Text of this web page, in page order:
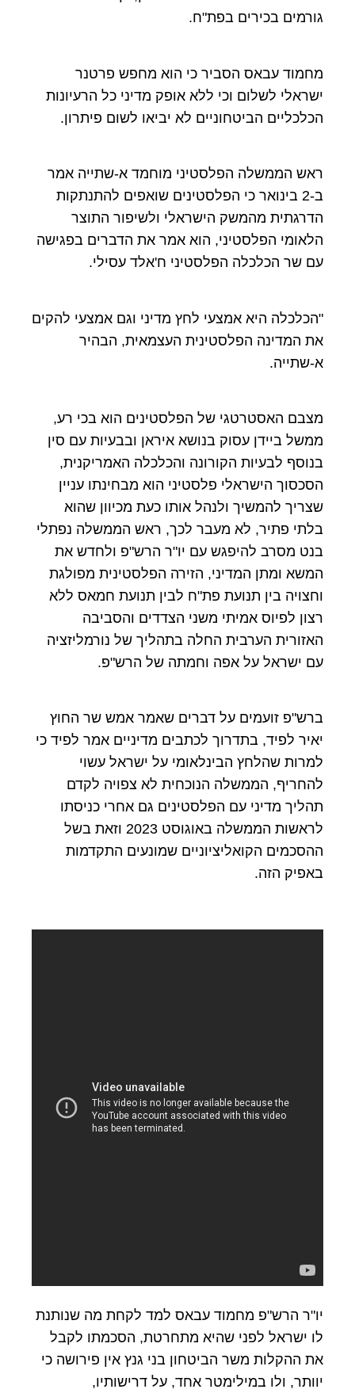
גורמים בכירים בפת"ח.
מחמוד עבאס הסביר כי הוא מחפש פרטנר
ישראלי לשלום וכי ללא אופק מדיני כל הרעיונות
הכלכליים הביטחוניים לא יביאו לשום פיתרון.
ראש הממשלה הפלסטיני מוחמד א-שתייה אמר
ב-2 בינואר כי הפלסטינים שואפים להתנתקות
הדרגתית מהמשק הישראלי ולשיפור התוצר
הלאומי הפלסטיני, הוא אמר את הדברים בפגישה
עם שר הכלכלה הפלסטיני ח'אלד עסילי.
"הכלכלה היא אמצעי לחץ מדיני וגם אמצעי להקים
את המדינה הפלסטינית העצמאית, הבהיר
א-שתייה.
מצבם האסטרטגי של הפלסטינים הוא בכי רע,
ממשל ביידן עסוק בנושא איראן ובבעיות עם סין
בנוסף לבעיות הקורונה והכלכלה האמריקנית,
הסכסוך הישראלי פלסטיני הוא מבחינתו עניין
שצריך להמשיך ולנהל אותו כעת מכיוון שהוא
בלתי פתיר, לא מעבר לכך, ראש הממשלה נפתלי
בנט מסרב להיפגש עם יו"ר הרש"פ ולחדש את
המשא ומתן המדיני, הזירה הפלסטינית מפולגת
וחצויה בין תנועת פת"ח לבין תנועת חמאס ללא
רצון לפיוס אמיתי משני הצדדים והסביבה
האזורית הערבית החלה בתהליך של נורמליזציה
עם ישראל על אפה וחמתה של הרש"פ.
ברש"פ זועמים על דברים שאמר אמש שר החוץ
יאיר לפיד, בתדרוך לכתבים מדיניים אמר לפיד כי
למרות שהלחץ הבינלאומי על ישראל עשוי
להחריף, הממשלה הנוכחית לא צפויה לקדם
תהליך מדיני עם הפלסטינים גם אחרי כניסתו
לראשות הממשלה באוגוסט 2023 וזאת בשל
ההסכמים הקואליציוניים שמונעים התקדמות
באפיק הזה.
יו"ר הרש"פ מחמוד עבאס למד לקחת מה שנותנת
לו ישראל לפני שהיא מתחרטת, הסכמתו לקבל
את ההקלות משר הביטחון בני גנץ אין פירושה כי
יוותר, ולו במילימטר אחד, על דרישותיו,